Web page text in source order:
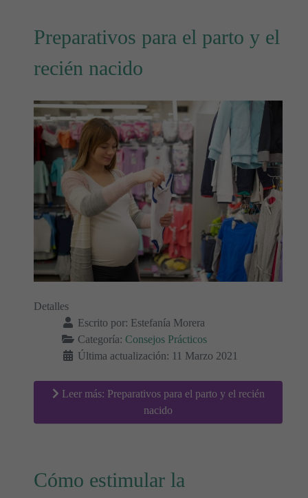
Preparativos para el parto y el
recién nacido
Detalles
Escrito por: Estefanía Morera
Categoría: Consejos Prácticos
Última actualización: 11 Marzo 2021
Leer más: Preparativos para el parto y el recién
nacido
Cómo estimular la